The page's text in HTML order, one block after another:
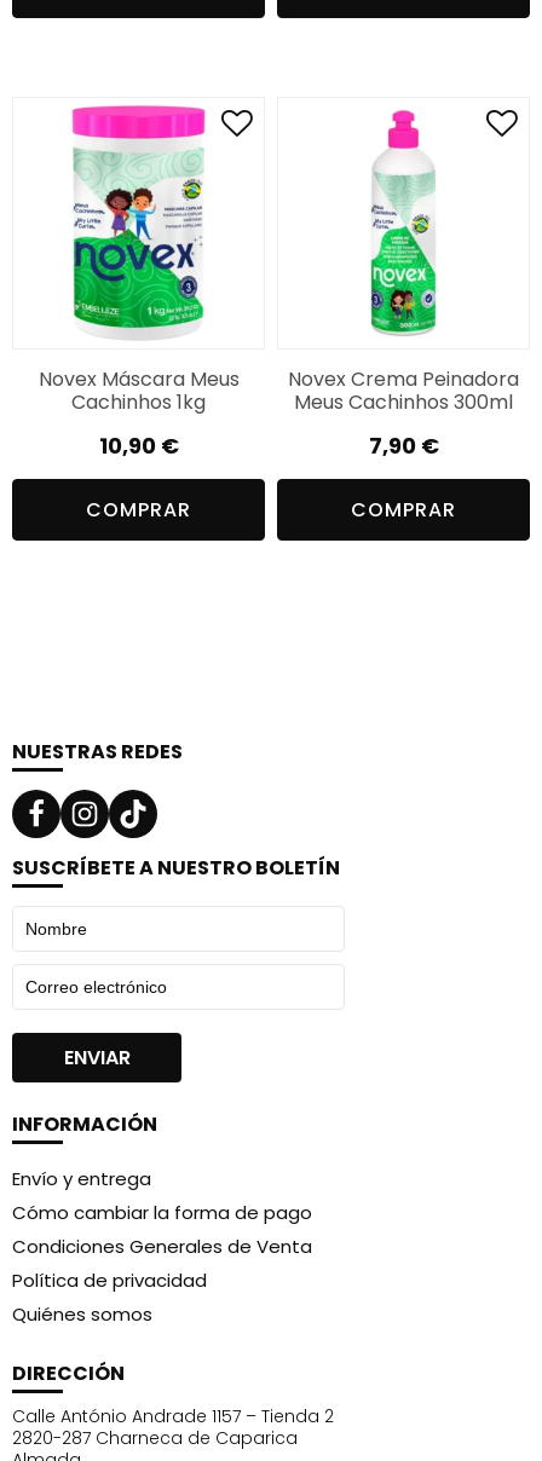
Novex Máscara Meus
Cachinhos 1kg
10,90 €
COMPRAR
Novex Crema Peinadora
Meus Cachinhos 300ml
7,90 €
COMPRAR
NUESTRAS REDES
SUSCRÍBETE A NUESTRO BOLETÍN
INFORMACIÓN
Envío y entrega
Cómo cambiar la forma de pago
Condiciones Generales de Venta
Política de privacidad
Quiénes somos
DIRECCIÓN
Calle António Andrade 1157 – Tienda 2
2820-287 Charneca de Caparica